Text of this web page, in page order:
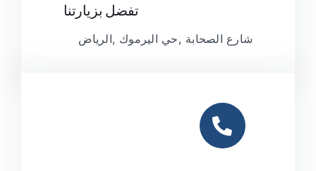
تفضل بزيارتنا
شارع الصحابة ,حي اليرموك ,الرياض